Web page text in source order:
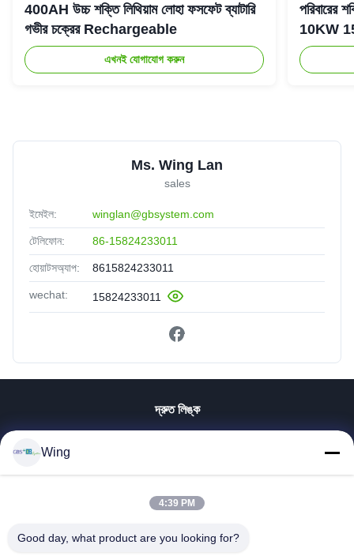
400AH উচ্চ শক্তি লিথিয়াম লোহা ফসফেট ব্যাটারি
গভীর চক্রের Rechargeable
এখনই যোগাযোগ করুন
10KW
Ms. Wing Lan
sales
ইমেইল: winglan@gbsystem.com
টেলিফোন: 86-15824233011
হোয়াটসঅ্যাপ: 8615824233011
wechat: 15824233011
দ্রুত লিঙ্ক
ভিডিও
ভিআর শো
কারখানা পরিদর্শন
Wing
4:39 PM
Good day, what product are you looking for?